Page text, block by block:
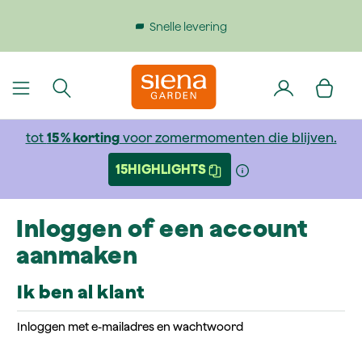
Snelle levering
tot 15 % kortingvoor zomermomenten die blijven.
15HIGHLIGHTS
Inloggen of een account
aanmaken
Ik ben al klant
Inloggen met e-mailadres en wachtwoord